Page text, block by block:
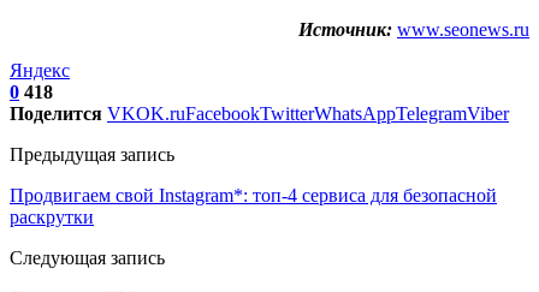
Источник: www.seonews.ru
Яндекс
0 418
Поделится VKOK.ruFacebookTwitterWhatsAppTelegramViber
Предыдущая запись
Продвигаем свой Instagram*: топ-4 сервиса для безопасной
раскрутки
Следующая запись